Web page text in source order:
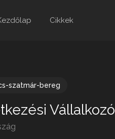
Cikkek
szatmár-bereg
Vállalkozó